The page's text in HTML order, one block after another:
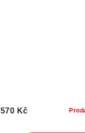
570 Kč